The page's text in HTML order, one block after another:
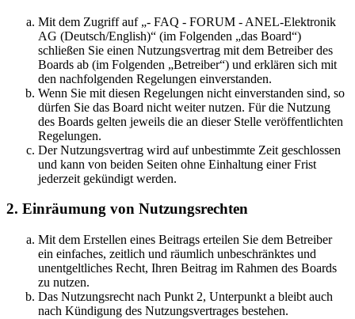
Mit dem Zugriff auf „- FAQ - FORUM - ANEL-Elektronik
AG (Deutsch/English)“ (im Folgenden „das Board“)
schließen Sie einen Nutzungsvertrag mit dem Betreiber des
Boards ab (im Folgenden „Betreiber“) und erklären sich mit
den nachfolgenden Regelungen einverstanden.
Wenn Sie mit diesen Regelungen nicht einverstanden sind, so
dürfen Sie das Board nicht weiter nutzen. Für die Nutzung
des Boards gelten jeweils die an dieser Stelle veröffentlichten
Regelungen.
Der Nutzungsvertrag wird auf unbestimmte Zeit geschlossen
und kann von beiden Seiten ohne Einhaltung einer Frist
jederzeit gekündigt werden.
2. Einräumung von Nutzungsrechten
Mit dem Erstellen eines Beitrags erteilen Sie dem Betreiber
ein einfaches, zeitlich und räumlich unbeschränktes und
unentgeltliches Recht, Ihren Beitrag im Rahmen des Boards
zu nutzen.
Das Nutzungsrecht nach Punkt 2, Unterpunkt a bleibt auch
nach Kündigung des Nutzungsvertrages bestehen.